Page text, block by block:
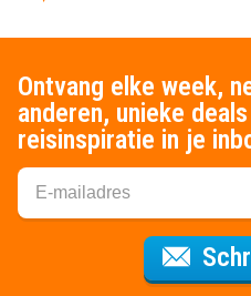
Ontvang elke week,
anderen, unieke
reisinspiratie in je